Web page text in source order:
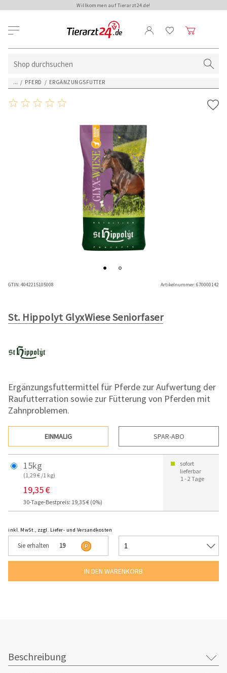
Willkommen auf Tierarzt24.de!
... / PFERD / ERGÄNZUNGSFUTTER
GTIN:4042215105008 Artikelnummer:670000142
St. Hippolyt GlyxWiese Seniorfaser
Ergänzungsfuttermittel für Pferde zur Aufwertung der
Raufutterration sowie zur Fütterung von Pferden mit
Zahnproblemen.
EINMALIG SPAR-ABO
15kg
(1,29 € /1 kg)
19,35 €
30-Tage-Bestpreis: 19,35 € (0%)
sofort
lieferbar
1 - 2 Tage
inkl. MwSt., zzgl. Liefer- und Versandkosten
Sie erhalten 19
Beschreibung